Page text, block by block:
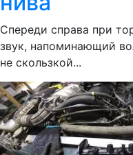
Спереди справа при
звук, напоминающий
не скользкой...